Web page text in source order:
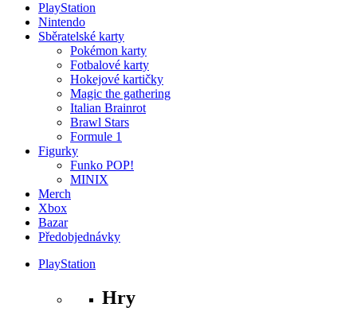
PlayStation
Nintendo
Sběratelské karty
Pokémon karty
Fotbalové karty
Hokejové kartičky
Magic the gathering
Italian Brainrot
Brawl Stars
Formule 1
Figurky
Funko POP!
MINIX
Merch
Xbox
Bazar
Předobjednávky
PlayStation
Hry